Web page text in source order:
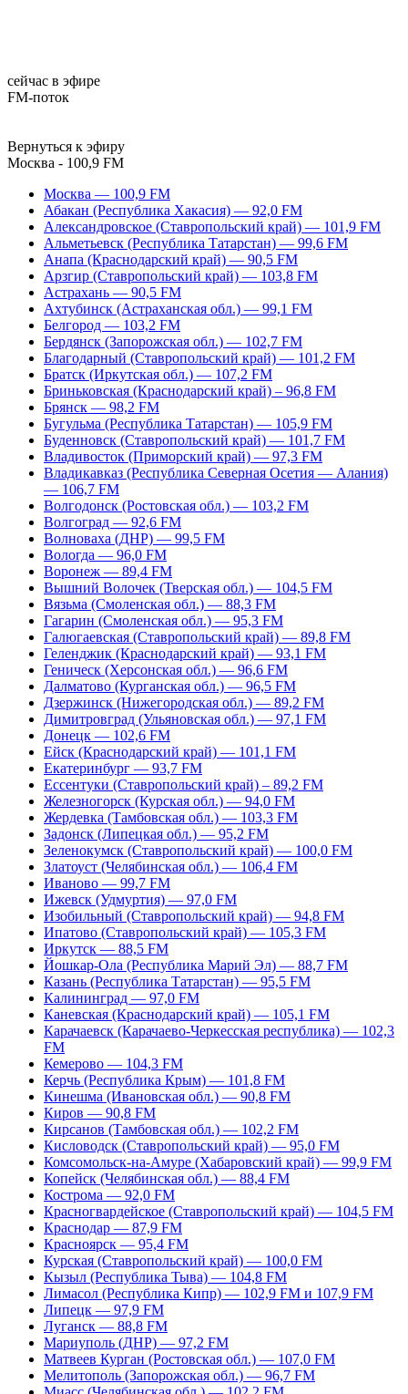
сейчас в эфире
FM-поток
Вернуться к эфиру
Москва - 100,9 FM
Москва — 100,9 FM
Абакан (Республика Хакасия) — 92,0 FM
Александровское (Ставропольский край) — 101,9 FM
Альметьевск (Республика Татарстан) — 99,6 FM
Анапа (Краснодарский край) — 90,5 FM
Арзгир (Ставропольский край) — 103,8 FM
Астрахань — 90,5 FM
Ахтубинск (Астраханская обл.) — 99,1 FM
Белгород — 103,2 FM
Бердянск (Запорожская обл.) — 102,7 FM
Благодарный (Ставропольский край) — 101,2 FM
Братск (Иркутская обл.) — 107,2 FM
Бриньковская (Краснодарский край) – 96,8 FM
Брянск — 98,2 FM
Бугульма (Республика Татарстан) — 105,9 FM
Буденновск (Ставропольский край) — 101,7 FM
Владивосток (Приморский край) — 97,3 FM
Владикавказ (Республика Северная Осетия — Алания)
— 106,7 FM
Волгодонск (Ростовская обл.) — 103,2 FM
Волгоград — 92,6 FM
Волноваха (ДНР) — 99,5 FM
Вологда — 96,0 FM
Воронеж — 89,4 FM
Вышний Волочек (Тверская обл.) — 104,5 FM
Вязьма (Смоленская обл.) — 88,3 FM
Гагарин (Смоленская обл.) — 95,3 FM
Галюгаевская (Ставропольский край) — 89,8 FM
Геленджик (Краснодарский край) — 93,1 FM
Геническ (Херсонская обл.) — 96,6 FM
Далматово (Курганская обл.) — 96,5 FM
Дзержинск (Нижегородская обл.) — 89,2 FM
Димитровград (Ульяновская обл.) — 97,1 FM
Донецк — 102,6 FM
Ейск (Краснодарский край) — 101,1 FM
Екатеринбург — 93,7 FM
Ессентуки (Ставропольский край) – 89,2 FM
Железногорск (Курская обл.) — 94,0 FM
Жердевка (Тамбовская обл.) — 103,3 FM
Задонск (Липецкая обл.) — 95,2 FM
Зеленокумск (Ставропольский край) — 100,0 FM
Златоуст (Челябинская обл.) — 106,4 FM
Иваново — 99,7 FM
Ижевск (Удмуртия) — 97,0 FM
Изобильный (Ставропольский край) — 94,8 FM
Ипатово (Ставропольский край) — 105,3 FM
Иркутск — 88,5 FM
Йошкар-Ола (Республика Марий Эл) — 88,7 FM
Казань (Республика Татарстан) — 95,5 FM
Калининград — 97,0 FM
Каневская (Краснодарский край) — 105,1 FM
Карачаевск (Карачаево-Черкесская республика) — 102,3
FM
Кемерово — 104,3 FM
Керчь (Республика Крым) — 101,8 FM
Кинешма (Ивановская обл.) — 90,8 FM
Киров — 90,8 FM
Кирсанов (Тамбовская обл.) — 102,2 FM
Кисловодск (Ставропольский край) — 95,0 FM
Комсомольск-на-Амуре (Хабаровский край) — 99,9 FM
Копейск (Челябинская обл.) — 88,4 FM
Кострома — 92,0 FM
Красногвардейское (Ставропольский край) — 104,5 FM
Краснодар — 87,9 FM
Красноярск — 95,4 FM
Курская (Ставропольский край) — 100,0 FM
Кызыл (Республика Тыва) — 104,8 FM
Лимасол (Республика Кипр) — 102,9 FM и 107,9 FM
Липецк — 97,9 FM
Луганск — 88,8 FM
Мариуполь (ДНР) — 97,2 FM
Матвеев Курган (Ростовская обл.) — 107,0 FM
Мелитополь (Запорожская обл.) — 96,7 FM